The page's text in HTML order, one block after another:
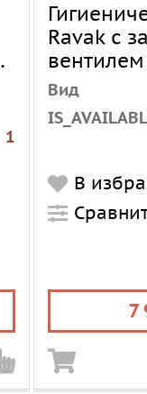
1
Ravak с
Вид
В
7